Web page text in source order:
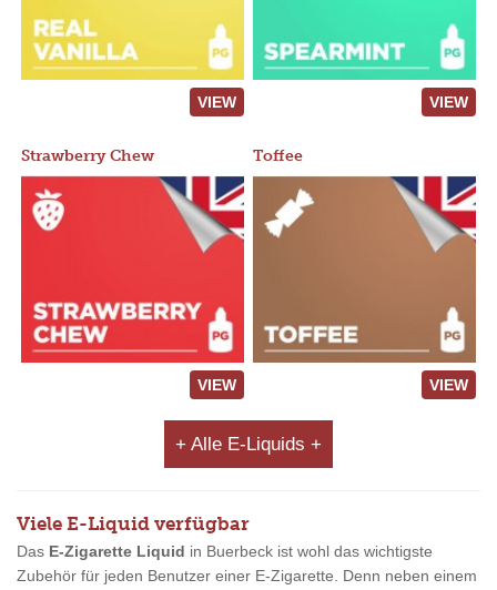
VIEW VIEW
Strawberry Chew
VIEW
Toffee
VIEW
+ Alle E-Liquids +
Viele E-Liquid verfügbar
Das E-Zigarette Liquid in Buerbeck ist wohl das wichtigste
Zubehör für jeden Benutzer einer E-Zigarette. Denn neben einem